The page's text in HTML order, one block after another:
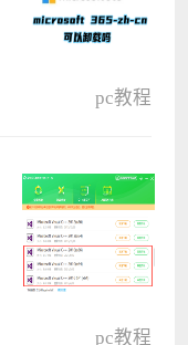
pc教程
pc教程